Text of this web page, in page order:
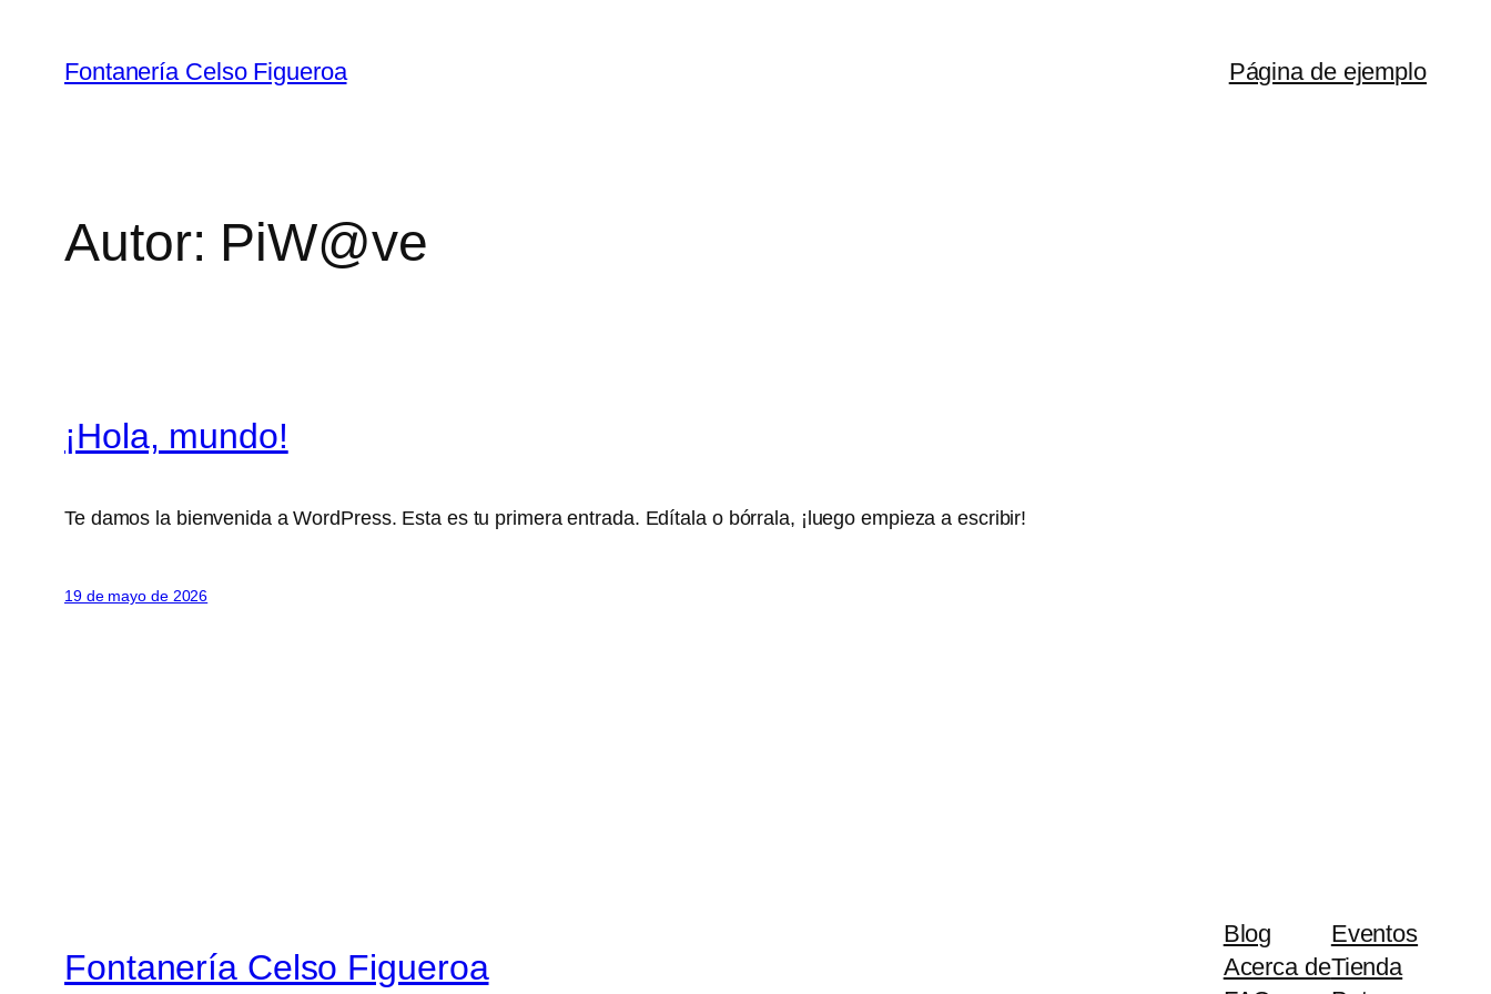
contenido
Fontanería Celso Figueroa Página de ejemplo
Autor: PiW@ve
¡Hola, mundo!
Te damos la bienvenida a WordPress. Esta es tu primera entrada. Edítala o bórrala, ¡luego empieza a escribir!
19 de mayo de 2026
Fontanería Celso Figueroa
Blog
Acerca de
Eventos
Tienda